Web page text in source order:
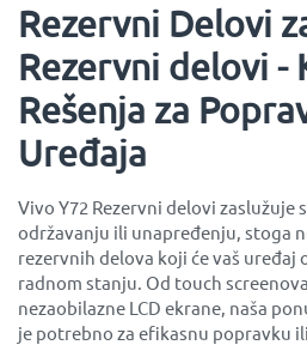
Rezervni Delovi
Rezervni delovi -
Rešenja za
Uređaja
Vivo Y72 Rezervni delovi zaslužuje
održavanju ili unapređenju, stoga
rezervnih delova koji će vaš uređaj
radnom stanju. Od touch
nezaobilazne LCD ekrane, naša
je potrebno za efikasnu popravku